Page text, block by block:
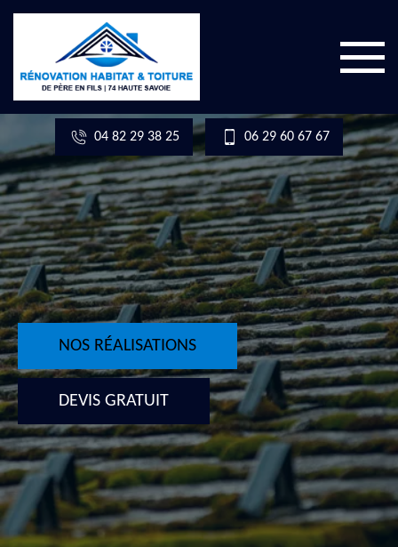
04 82 29 38 25 06 29 60 67 67
NOS RÉALISATIONS
DEVIS GRATUIT